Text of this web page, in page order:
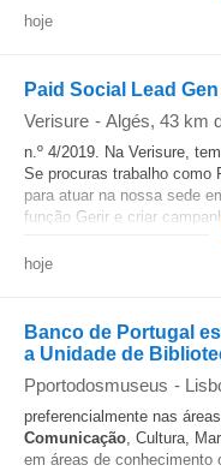
hoje
Paid Social Lead
Verisure - Algés, 43 km
n.º 4/2019. Na Verisure,
Se procuras trabalho como
para atuar na nossa sede
função Gerir e criar
hoje
Banco de Portugal
a Unidade de
Pportodosmuseus -
preferencialmente nas
Comunicação, Cultura,
em áreas de